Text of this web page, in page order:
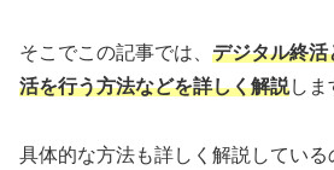
そこでこの記事では、 デジタル終活
活を行う方法などを詳しく解説しま
具体的な方法も詳しく解説してい